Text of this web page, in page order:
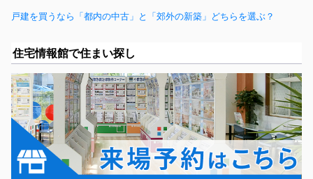
戸建を買うなら「都内の中古」と「郊外の新築」どちらを選ぶ？
住宅情報館で住まい探し